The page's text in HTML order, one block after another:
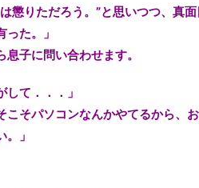
懲りただろう。”と思いつつ、真
った。」
子に問い合わせます。
して．．．」
こそパソコンなんかやてるから、
。」